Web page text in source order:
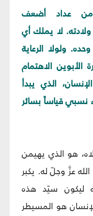
من عداد أضعف
لا يملك أي
ولولا الرعاية
الاهتمام
الذي يبدأ
نسبي قياساً بسائر
هو الذي يهيمن
عزَّ وجلّ له. يكبر
ليكون سيّد هذه
هو المسيطر